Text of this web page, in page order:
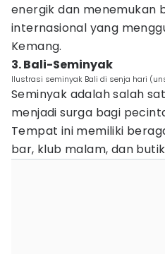
energik dan menemukan
internasional yang
Kemang.
3. Bali-Seminyak
Ilustrasi seminyak Bali di senja hari
Seminyak adalah salah
menjadi surga bagi
Tempat ini memiliki
bar, klub malam, dan